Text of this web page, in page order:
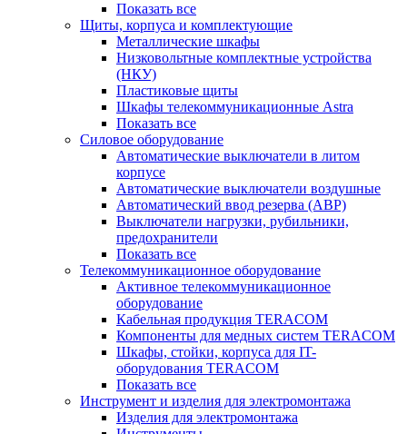
Показать все
Щиты, корпуса и комплектующие
Металлические шкафы
Низковольтные комплектные устройства
(НКУ)
Пластиковые щиты
Шкафы телекоммуникационные Astra
Показать все
Силовое оборудование
Автоматические выключатели в литом
корпусе
Автоматические выключатели воздушные
Автоматический ввод резерва (АВР)
Выключатели нагрузки, рубильники,
предохранители
Показать все
Телекоммуникационное оборудование
Активное телекоммуникационное
оборудование
Кабельная продукция TERACOM
Компоненты для медных систем TERACOM
Шкафы, стойки, корпуса для IT-
оборудования TERACOM
Показать все
Инструмент и изделия для электромонтажа
Изделия для электромонтажа